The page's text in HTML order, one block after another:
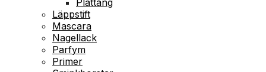
Läppstift
Mascara
Nagellack
Parfym
Primer